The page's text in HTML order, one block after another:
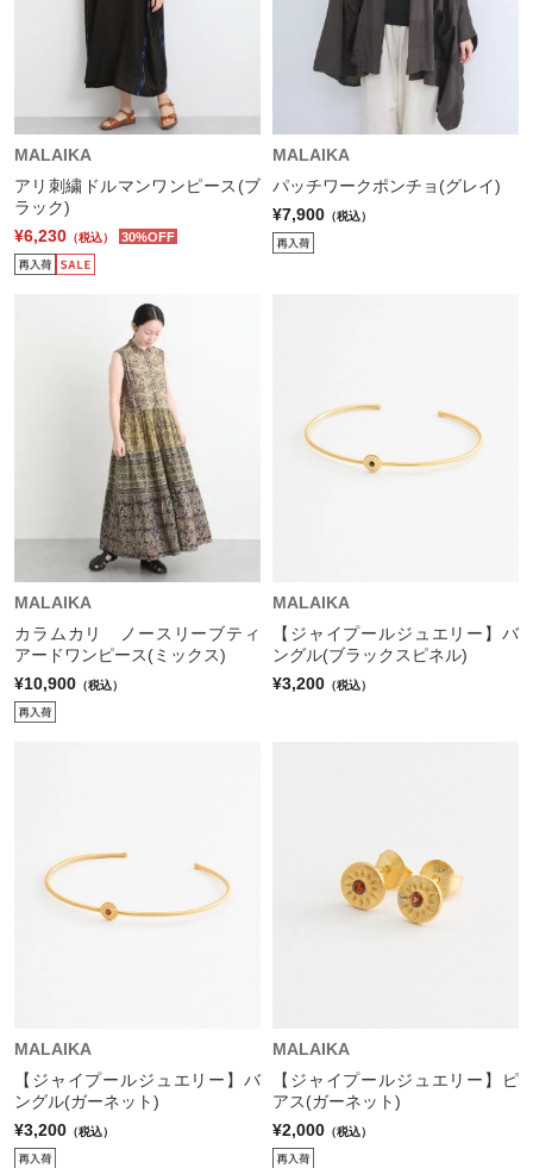
MALAIKA
アリ刺繍ドルマンワンピース(ブ
ラック)
¥6,230 （税込） 30%OFF
MALAIKA
パッチワークポンチョ(グレイ)
¥7,900 （税込）
MALAIKA
カラムカリ ノースリーブティ
アードワンピース(ミックス)
¥10,900 （税込）
MALAIKA
【ジャイプールジュエリー】バ
ングル(ブラックスピネル)
¥3,200 （税込）
MALAIKA
【ジャイプールジュエリー】バ
ングル(ガーネット)
¥3,200 （税込）
MALAIKA
【ジャイプールジュエリー】ピ
アス(ガーネット)
¥2,000 （税込）